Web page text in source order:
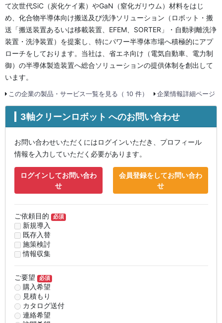
て次世代SiC（炭化ケイ素）やGaN（窒化ガリウム）材料をはじ
め、化合物半導体向け搬送及び洗浄ソリューション（ロボット・搬
送「搬送装置あるいは移載装置、EFEM、SORTER」・自動剥離洗浄
装置・洗浄装置）を提案し、特にパワー半導体市場へ積極的にアプ
ローチをしております。当社は、省エネ向け（電気自動車、電力制
御）の半導体製造装置へ総合ソリューションの提供体制を創出して
います。
この企業の製品・サービス一覧を見る（ 10 件） 企業情報詳細ページ
3軸クリーンロボット へのお問い合わせ
お問い合わせいただくにはログインいただき、プロフィール
情報を入力していただく必要があります。
ログインしてお問い合わ
せ
会員登録をしてお問い合わ
せ
ご依頼目的 必須
新規導入
既存入替
施策検討
情報収集
ご要望 必須
購入希望
見積もり
カタログ送付
連絡希望